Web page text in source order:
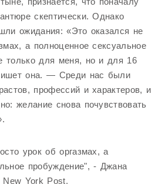
скептически. Однако
ожидания: «Это оказался не
а полноценное сексуальное
только для меня, но и для 16
она. — Среди нас были
профессий и характеров, и
желание снова почувствовать
урок об оргазмах, а
пробуждение", - Джана
New York Post.